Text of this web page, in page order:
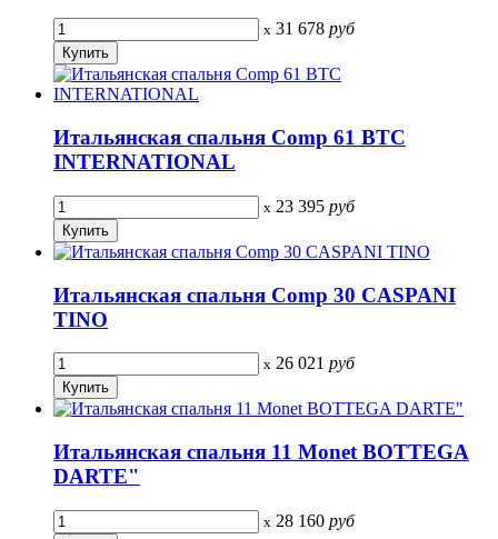
x 31 678 руб
Итальянская спальня Comp 61 BTC
INTERNATIONAL
x 23 395 руб
Итальянская спальня Comp 30 CASPANI
TINO
x 26 021 руб
Итальянская спальня 11 Monet BOTTEGA
DARTE"
x 28 160 руб